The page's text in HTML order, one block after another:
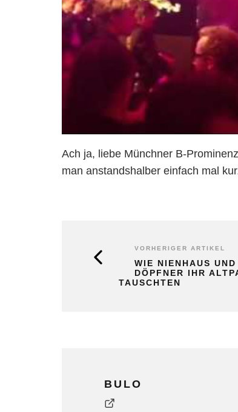
Ach ja, liebe Münchner B-
man anstandshalber einfach mal
VORHERIGER ARTIKEL
WIE NIENHAUS UND
DÖPFNER IHR
TAUSCHTEN
BULO